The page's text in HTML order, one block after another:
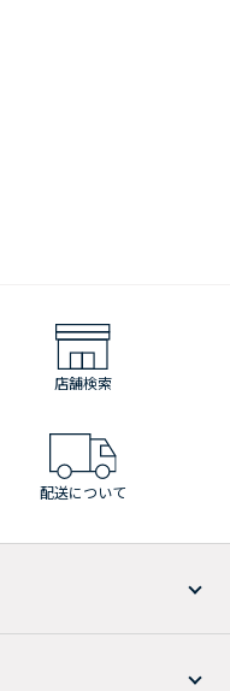
店舗検索
配送について